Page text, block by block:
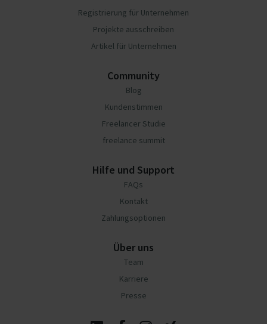
Registrierung für Unternehmen
Projekte ausschreiben
Artikel für Unternehmen
Community
Blog
Kundenstimmen
Freelancer Studie
freelance summit
Hilfe und Support
FAQs
Kontakt
Zahlungsoptionen
Über uns
Team
Karriere
Presse